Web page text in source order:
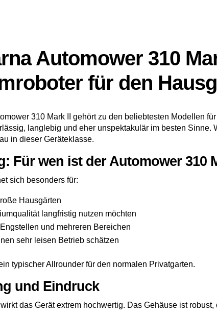
Automower 310
für den
310 Mark II gehört zu den beliebtesten Modellen
langlebig und eher unspektakulär im besten
in dieser Geräteklasse.
Für wen ist der Automower 310
sich besonders für:
Hausgärten
langfristig nutzen möchten
und mehreren Bereichen
sehr leisen Betrieb schätzen
typischer Allrounder für den normalen Privatgarten.
und Eindruck
das Gerät extrem hochwertig. Das Gehäuse ist